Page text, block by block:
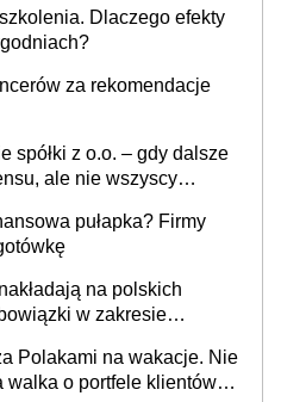
Dlaczego efekty
za rekomendacje
spółki z o.o. – gdy dalsze
ale nie wszyscy
pułapka? Firmy
na polskich
w zakresie
Polakami na wakacje. Nie
walka o portfele klientów